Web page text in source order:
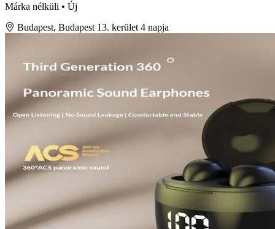
Márka nélküli • Új
Budapest, Budapest 13. kerület 4 napja